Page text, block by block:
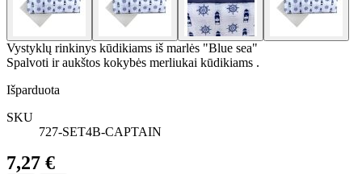
Vystyklų rinkinys kūdikiams iš marlės "Blue sea"
Spalvoti ir aukštos kokybės merliukai kūdikiams .
Išparduota
SKU
727-SET4B-CAPTAIN
7,27 €